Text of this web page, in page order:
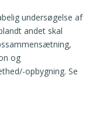
undersøgelse af
andet skal
og
opbygning. Se